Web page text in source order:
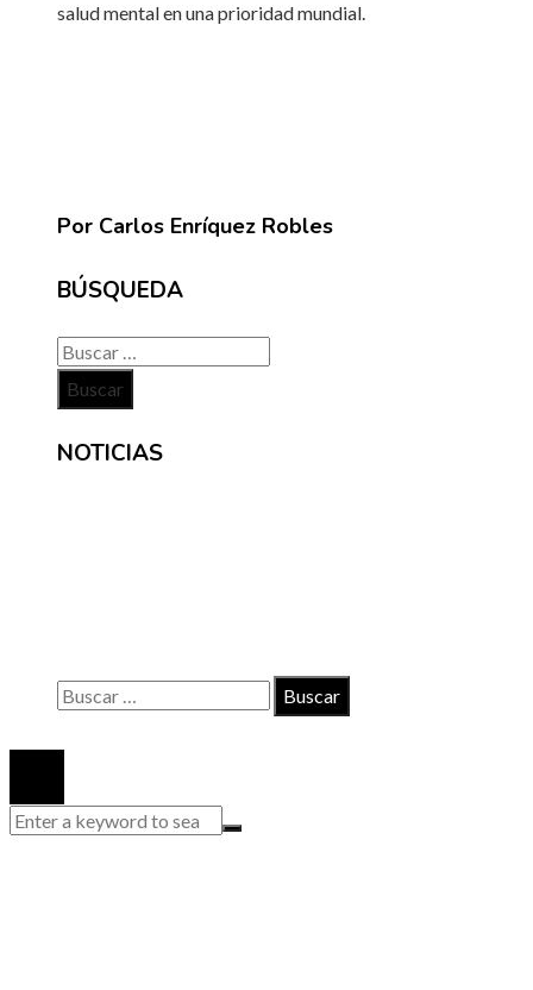
salud mental en una prioridad mundial.
Por Carlos Enríquez Robles
BÚSQUEDA
Buscar:
NOTICIAS
Buscar: